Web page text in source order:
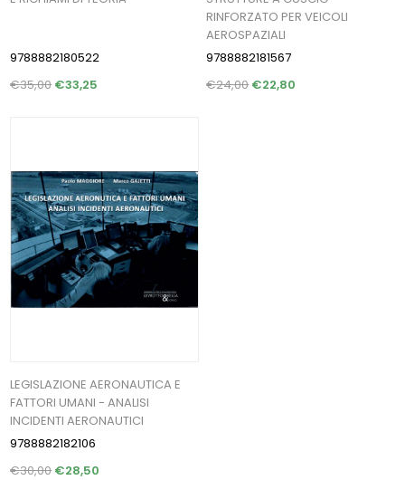
9788882180522
€35,00 €33,25
RINFORZATO PER VEICOLI
AEROSPAZIALI
9788882181567
€24,00€22,80
LEGISLAZIONE AERONAUTICA E
FATTORI UMANI - ANALISI
INCIDENTI AERONAUTICI
9788882182106
€30,00 €28,50